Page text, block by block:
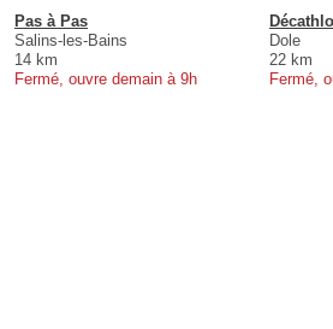
Pas à Pas
Salins-les-Bains
14 km
Fermé, ouvre demain à 9h
Dole
22 km
Fermé,